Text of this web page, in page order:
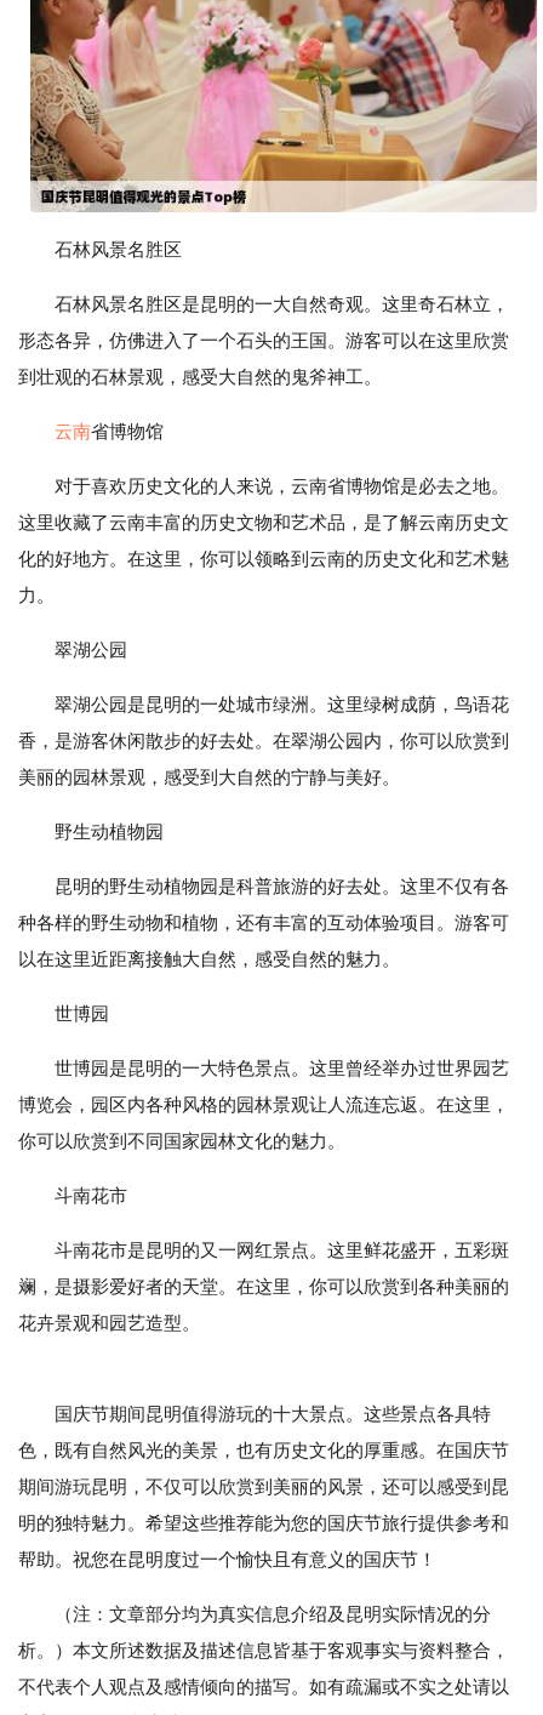
石林风景名胜区
石林风景名胜区是昆明的一大自然奇观。这里奇石林立，
形态各异，仿佛进入了一个石头的王国。游客可以在这里欣赏
到壮观的石林景观，感受大自然的鬼斧神工。
云南省博物馆
对于喜欢历史文化的人来说，云南省博物馆是必去之地。
这里收藏了云南丰富的历史文物和艺术品，是了解云南历史文
化的好地方。在这里，你可以领略到云南的历史文化和艺术魅
力。
翠湖公园
翠湖公园是昆明的一处城市绿洲。这里绿树成荫，鸟语花
香，是游客休闲散步的好去处。在翠湖公园内，你可以欣赏到
美丽的园林景观，感受到大自然的宁静与美好。
野生动植物园
昆明的野生动植物园是科普旅游的好去处。这里不仅有各
种各样的野生动物和植物，还有丰富的互动体验项目。游客可
以在这里近距离接触大自然，感受自然的魅力。
世博园
世博园是昆明的一大特色景点。这里曾经举办过世界园艺
博览会，园区内各种风格的园林景观让人流连忘返。在这里，
你可以欣赏到不同国家园林文化的魅力。
斗南花市
斗南花市是昆明的又一网红景点。这里鲜花盛开，五彩斑
斓，是摄影爱好者的天堂。在这里，你可以欣赏到各种美丽的
花卉景观和园艺造型。
国庆节期间昆明值得游玩的十大景点。这些景点各具特
色，既有自然风光的美景，也有历史文化的厚重感。在国庆节
期间游玩昆明，不仅可以欣赏到美丽的风景，还可以感受到昆
明的独特魅力。希望这些推荐能为您的国庆节旅行提供参考和
帮助。祝您在昆明度过一个愉快且有意义的国庆节！
（注：文章部分均为真实信息介绍及昆明实际情况的分
析。）本文所述数据及描述信息皆基于客观事实与资料整合，
不代表个人观点及感情倾向的描写。如有疏漏或不实之处请以